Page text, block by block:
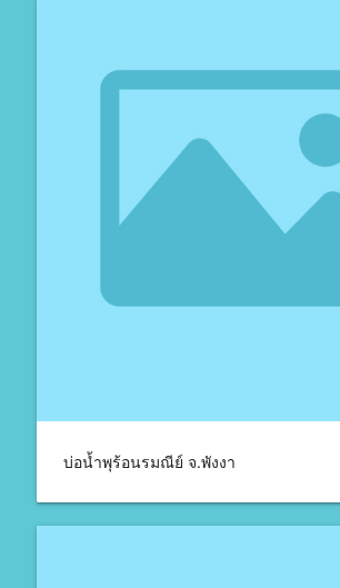
บ่อน้ำพุร้อนรมณีย์ จ.พังงา